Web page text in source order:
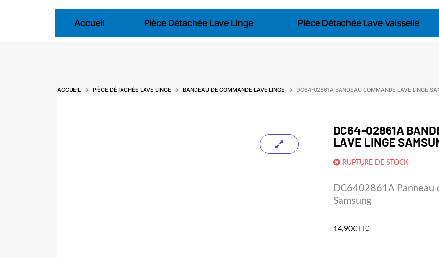
Accueil Pièce Détachée Lave Linge Pièce Détachée Lave Vaisselle
ACCUEIL PIÈCE DÉTACHÉE LAVE LINGE BANDEAU DE COMMANDE LAVE LINGE DC64-02861A BANDEAU COMMANDE LAVE LINGE
DC64-02861A
LAVE LINGE
RUPTURE DE STOCK
DC6402861A Panneau
Samsung
14,90€TTC